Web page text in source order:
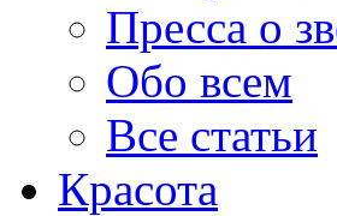
Пресса о
Обо всем
Все статьи
Красота